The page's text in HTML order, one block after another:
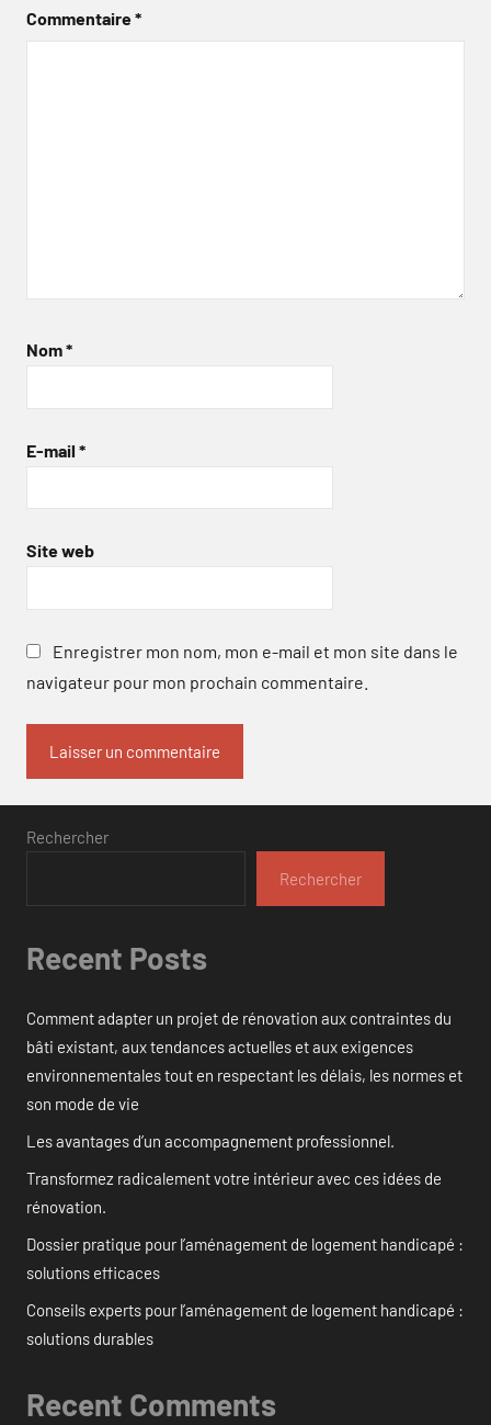
Commentaire*
Nom*
E-mail *
Site web
Enregistrer mon nom, mon e-mail et mon site dans le
navigateur pour mon prochain commentaire.
Rechercher
Rechercher
Recent Posts
Comment adapter un projet de rénovation aux contraintes du
bâti existant, aux tendances actuelles et aux exigences
environnementales tout en respectant les délais, les normes et
son mode de vie
Les avantages d’un accompagnement professionnel.
Transformez radicalement votre intérieur avec ces idées de
rénovation.
Dossier pratique pour l’aménagement de logement handicapé :
solutions efficaces
Conseils experts pour l’aménagement de logement handicapé :
solutions durables
Recent Comments